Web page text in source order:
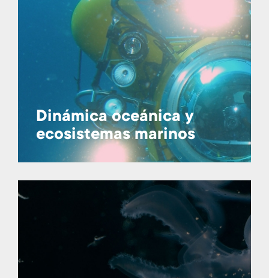
Dinámica oceánica y
ecosistemas marinos